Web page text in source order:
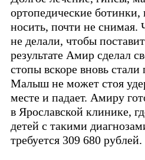
ортопедические ботинки,
носить, почти не снимая.
не делали, чтобы
результате Амир сделал
стопы вскоре вновь стали
Малыш не может стоя
месте и падает. Амиру
в Ярославской клинике,
детей с такими
требуется 309 680 рублей.